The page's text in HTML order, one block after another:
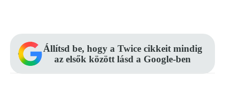
Állítsd be, hogy a Twice cikkeit mindig
az elsők között lásd a Google-ben